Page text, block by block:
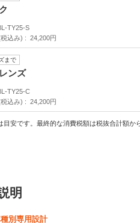
TY25-S
込み)
24,200円
まで
ンズ
TY25-C
込み)
24,200円
安です。最終的な消費税額は税抜合計額か
明
別専用設計